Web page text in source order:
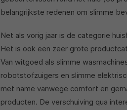
belangrijkste redenen om slimme
Net als vorig jaar is de categorie
Het is ook een zeer grote
Van witgoed als slimme
robotstofzuigers en slimme
met name vanwege comfort en
producten. De verschuiving qua